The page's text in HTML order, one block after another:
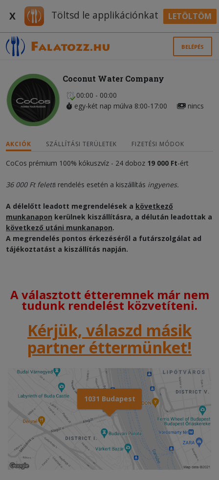
X Töltsd le applikációnkat LETÖLTÖM
BELÉPÉS
Coconut Water Company
00:00 - 00:00
egy-két nap múlva 8:00-17:00
nincs
AKCIÓK SZÁLLÍTÁSI TERÜLETEK FIZETÉSI MÓDOK
CoCos prémium 100% kókuszvíz - 24 doboz 19 000 Ft-ért
36 000 Ft feletti rendelés esetén a kiszállítás ingyenes.
A délelőtt leadott megrendelések a következő
munkanapon kerülnek kiszállításra, a délután leadottak a
következő utáni munkanapon.
A megrendelés pontos érkezéséről a futárszolgálat ad
tájékoztatást a kiszállítás napján.
A választott étteremnek már nem
tudunk rendelést közvetíteni.
Kérjük, válaszd másik
partner éttermünket!
1031 Budapest